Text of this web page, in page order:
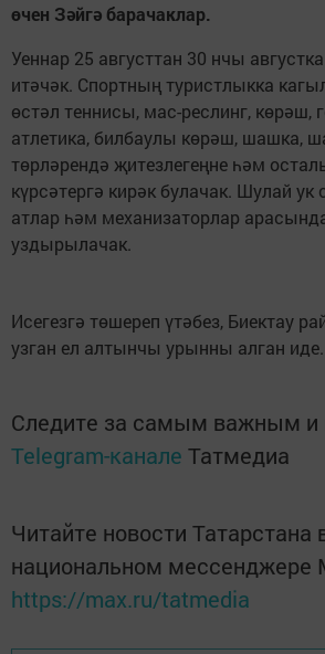
өчен Зәйгә барачаклар.
Уеннар 25 августтан 30 нчы
итәчәк. Спортның туристлыкка
өстәл теннисы, мас-реслинг, көрәш,
атлетика, билбаулы көрәш, шашка,
төрләрендә җитезлегеңне һәм
күрсәтергә кирәк булачак. Шулай
атлар һәм механизаторлар
уздырылачак.
Исегезгә төшереп үтәбез, Биектау
узган ел алтынчы урынны алган иде.
Следите за самым важным и
Telegram-канале Татмедиа
Читайте новости Татарстана
национальном мессенджере
https://max.ru/tatmedia